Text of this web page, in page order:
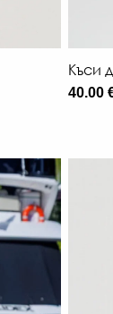
Къси
40.00